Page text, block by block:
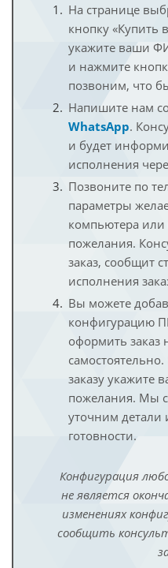
На странице
кнопку «Купить
укажите ваши
и нажмите
позвоним, что
Напишите нам
WhatsApp.
и будет
исполнения
Позвоните по
параметры
компьютера
пожелания.
заказ, сообщит
исполнения
Вы можете
конфигурацию
оформить заказ
заказу укажите
пожелания. Мы
уточним
готовности.
Конфигурация
не является
изменениях
сообщить